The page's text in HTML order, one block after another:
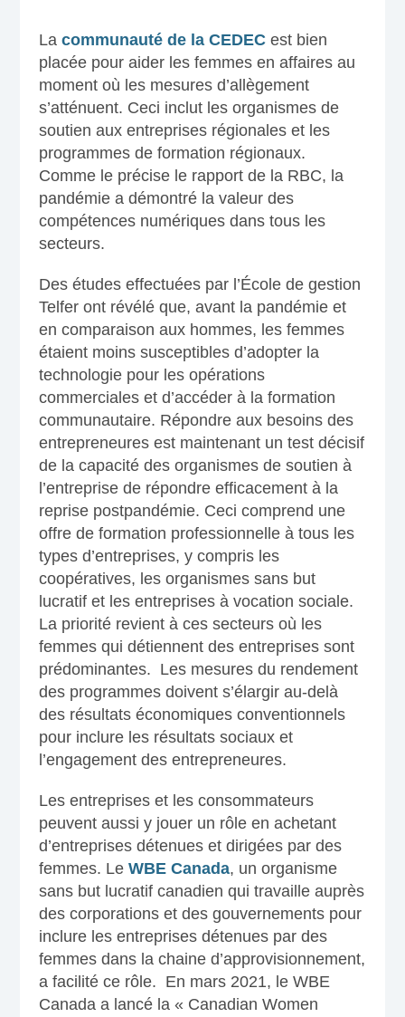
La communauté de la CEDECest bien
placée pour aider les femmes en affaires au
moment où les mesures d’allègement
s’atténuent. Ceci inclut les organismes de
soutien aux entreprises régionales et les
programmes de formation régionaux.
Comme le précise le rapport de la RBC, la
pandémie a démontré la valeur des
compétences numériques dans tous les
secteurs.
Des études effectuées par l’École de gestion
Telfer ont révélé que, avant la pandémie et
en comparaison aux hommes, les femmes
étaient moins susceptibles d’adopter la
technologie pour les opérations
commerciales et d’accéder à la formation
communautaire. Répondre aux besoins des
entrepreneures est maintenant un test décisif
de la capacité des organismes de soutien à
l’entreprise de répondre efficacement à la
reprise postpandémie. Ceci comprend une
offre de formation professionnelle à tous les
types d’entreprises, y compris les
coopératives, les organismes sans but
lucratif et les entreprises à vocation sociale.
La priorité revient à ces secteurs où les
femmes qui détiennent des entreprises sont
prédominantes. Les mesures du rendement
des programmes doivent s’élargir au-delà
des résultats économiques conventionnels
pour inclure les résultats sociaux et
l’engagement des entrepreneures.
Les entreprises et les consommateurs
peuvent aussi y jouer un rôle en achetant
d’entreprises détenues et dirigées par des
femmes. Le WBE Canada, un organisme
sans but lucratif canadien qui travaille auprès
des corporations et des gouvernements pour
inclure les entreprises détenues par des
femmes dans la chaine d’approvisionnement,
a facilité ce rôle. En mars 2021, le WBE
Canada a lancé la « Canadian Women